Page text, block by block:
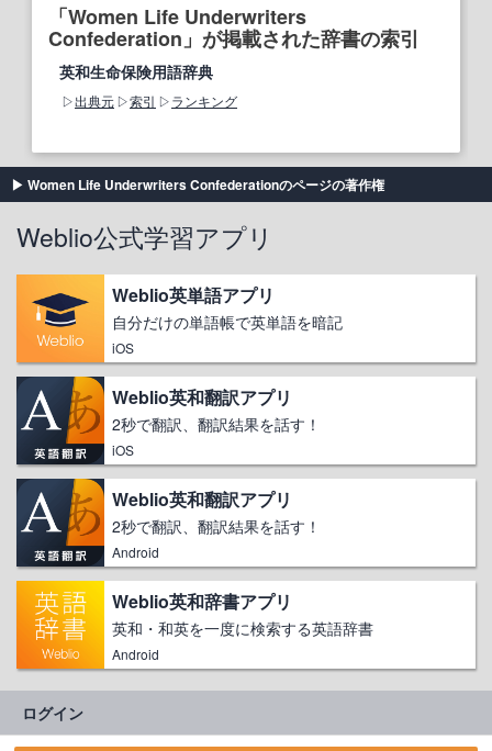
「Women Life Underwriters
Confederation」が掲載された辞書の索引
英和生命保険用語辞典
出典元 索引 ランキング
Women Life Underwriters Confederationのページの著作権
Weblio公式学習アプリ
Weblio英単語アプリ
自分だけの単語帳で英単語を暗記
iOS
Weblio英和翻訳アプリ
2秒で翻訳、翻訳結果を話す！
iOS
Weblio英和翻訳アプリ
2秒で翻訳、翻訳結果を話す！
Android
Weblio英和辞書アプリ
英和・和英を一度に検索する英語辞書
Android
ログイン